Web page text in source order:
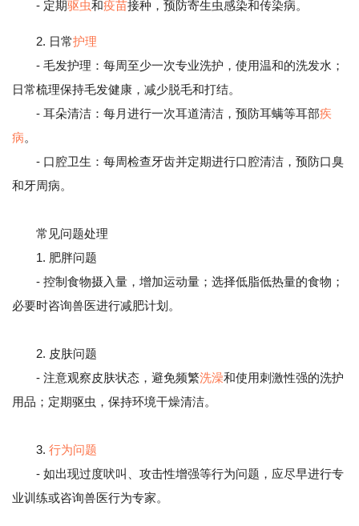
- 定期驱虫和疫苗接种，预防寄生虫感染和传染病。
2. 日常护理
- 毛发护理：每周至少一次专业洗护，使用温和的洗发水；
日常梳理保持毛发健康，减少脱毛和打结。
- 耳朵清洁：每月进行一次耳道清洁，预防耳螨等耳部疾
病。
- 口腔卫生：每周检查牙齿并定期进行口腔清洁，预防口臭
和牙周病。
常见问题处理
1. 肥胖问题
- 控制食物摄入量，增加运动量；选择低脂低热量的食物；
必要时咨询兽医进行减肥计划。
2. 皮肤问题
- 注意观察皮肤状态，避免频繁洗澡和使用刺激性强的洗护
用品；定期驱虫，保持环境干燥清洁。
3. 行为问题
- 如出现过度吠叫、攻击性增强等行为问题，应尽早进行专
业训练或咨询兽医行为专家。